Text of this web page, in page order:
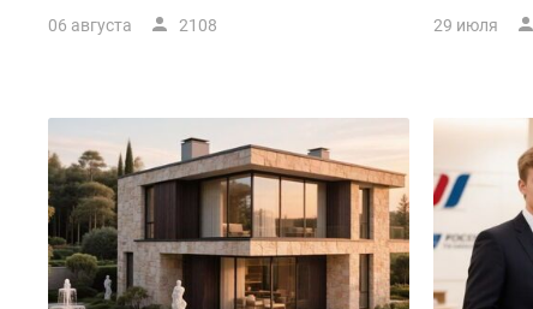
Коттеджные
центры
Коттеджи
Траншевая
ипотека
Скидки
06 августа 2108 29 июля